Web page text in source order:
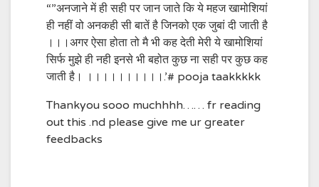
“”अनजाने में ही सही पर जान जाते कि ये महज खामोशियां
ही नहीं वो अनकही सी बातें है जिनको एक जुबां दी जाती है
।।।अगर ऐसा होता तो मै भी कह देती मेरी ये खामोशियां
सिर्फ मुझे ही नही इनसे भी बहोत कुछ ना सही पर कुछ कह
जाती है। ।।।।।।।।।।.’# pooja taakkkkk
Thankyou sooo muchhhh…… fr reading
out this .nd please give me ur greater
feedbacks